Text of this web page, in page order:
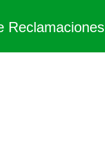
Reclamaciones